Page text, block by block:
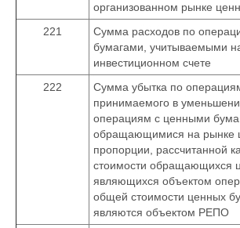
организованном рынке
221
Сумма расходов по
бумагами, учитываемыми
инвестиционном счете
222
Сумма убытка по
принимаемого в
операциям с ценными
обращающимися на рынке
пропорции, рассчитанной
стоимости обращающихся
являющихся объектом
общей стоимости ценных
являются объектом РЕПО